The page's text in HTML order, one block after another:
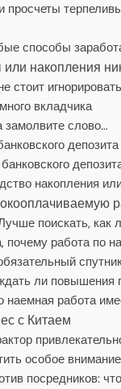
просчеты
способы
накопления
стоит
вкладчика
замолвите слово…
депозита
накопления
поискать, как
почему работа по
ли повышения
наемная работа
с Китаем
особое
посредников: